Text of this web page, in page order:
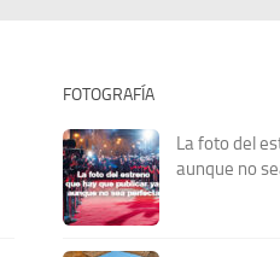
FOTOGRAFÍA
La foto del
aunque no